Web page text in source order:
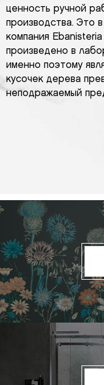
ценность ручной
производства. Это
компания
произведено в
именно поэтому
кусочек дерева
неподражаемый